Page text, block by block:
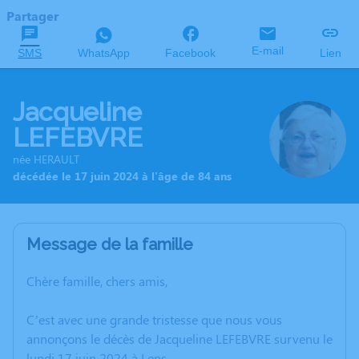
Partager
SMS WhatsApp Facebook E-mail Lien
Jacqueline
LEFEBVRE
née HERAULT
décédée le 17 juin 2024 à l'âge de 84 ans
Message de la famille
Chère famille, chers amis,
C’est avec une grande tristesse que nous vous
annonçons le décès de Jacqueline LEFEBVRE survenu le